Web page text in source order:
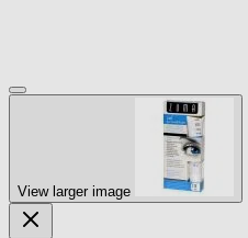
View larger image